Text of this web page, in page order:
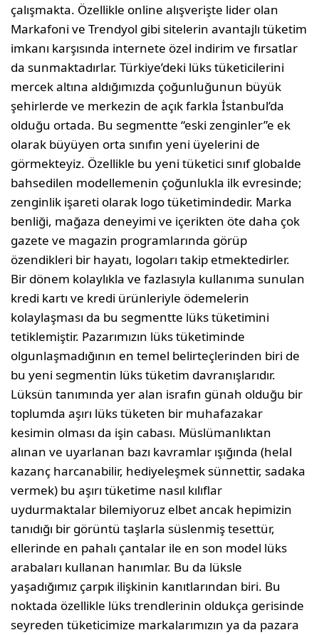
çalışmakta. Özellikle online alışverişte lider olan
Markafoni ve Trendyol gibi sitelerin avantajlı tüketim
imkanı karşısında internete özel indirim ve fırsatlar
da sunmaktadırlar. Türkiye’deki lüks tüketicilerini
mercek altına aldığımızda çoğunluğunun büyük
şehirlerde ve merkezin de açık farkla İstanbul’da
olduğu ortada. Bu segmentte “eski zenginler”e ek
olarak büyüyen orta sınıfın yeni üyelerini de
görmekteyiz. Özellikle bu yeni tüketici sınıf globalde
bahsedilen modellemenin çoğunlukla ilk evresinde;
zenginlik işareti olarak logo tüketimindedir. Marka
benliği, mağaza deneyimi ve içerikten öte daha çok
gazete ve magazin programlarında görüp
özendikleri bir hayatı, logoları takip etmektedirler.
Bir dönem kolaylıkla ve fazlasıyla kullanıma sunulan
kredi kartı ve kredi ürünleriyle ödemelerin
kolaylaşması da bu segmentte lüks tüketimini
tetiklemiştir. Pazarımızın lüks tüketiminde
olgunlaşmadığının en temel belirteçlerinden biri de
bu yeni segmentin lüks tüketim davranışlarıdır.
Lüksün tanımında yer alan israfın günah olduğu bir
toplumda aşırı lüks tüketen bir muhafazakar
kesimin olması da işin cabası. Müslümanlıktan
alınan ve uyarlanan bazı kavramlar ışığında (helal
kazanç harcanabilir, hediyeleşmek sünnettir, sadaka
vermek) bu aşırı tüketime nasıl kılıflar
uydurmaktalar bilemiyoruz elbet ancak hepimizin
tanıdığı bir görüntü taşlarla süslenmiş tesettür,
ellerinde en pahalı çantalar ile en son model lüks
arabaları kullanan hanımlar. Bu da lüksle
yaşadığımız çarpık ilişkinin kanıtlarından biri. Bu
noktada özellikle lüks trendlerinin oldukça gerisinde
seyreden tüketicimize markalarımızın ya da pazara